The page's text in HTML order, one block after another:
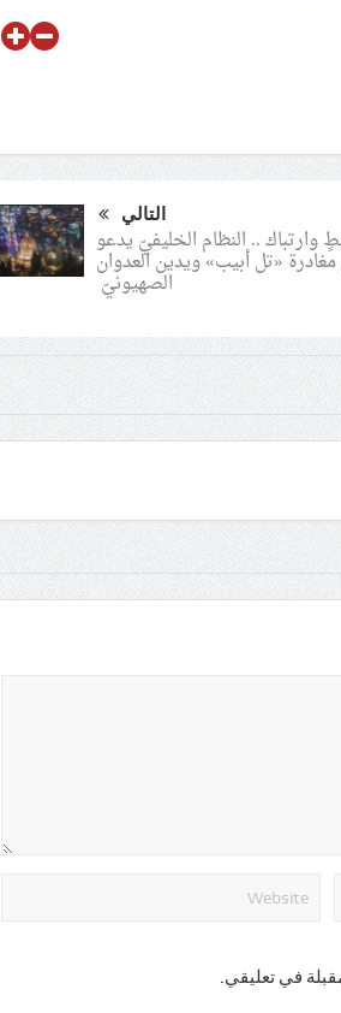
التالي
وارتباك .. النظام الخليفيّ يدعو
«تل أبيب» ويدين العدوان
الصهيونيّ
في تعليقي.